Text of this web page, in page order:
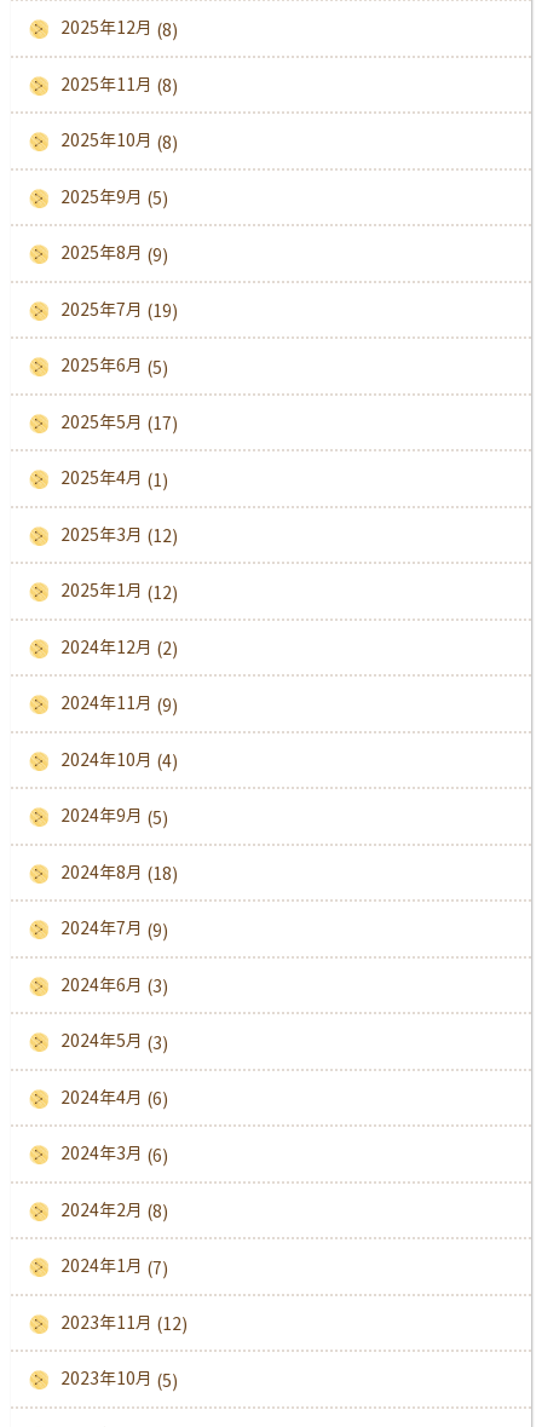
2025年12月 (8)
2025年11月 (8)
2025年10月 (8)
2025年9月 (5)
2025年8月 (9)
2025年7月 (19)
2025年6月 (5)
2025年5月 (17)
2025年4月 (1)
2025年3月 (12)
2025年1月 (12)
2024年12月 (2)
2024年11月 (9)
2024年10月 (4)
2024年9月 (5)
2024年8月 (18)
2024年7月 (9)
2024年6月 (3)
2024年5月 (3)
2024年4月 (6)
2024年3月 (6)
2024年2月 (8)
2024年1月 (7)
2023年11月 (12)
2023年10月 (5)